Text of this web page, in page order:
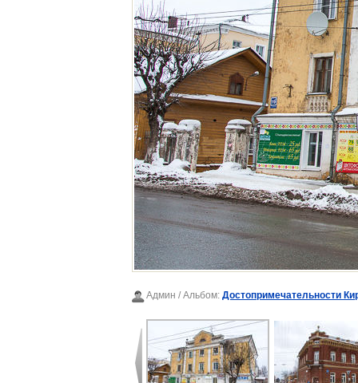
Админ / Альбом: Достопримечательности